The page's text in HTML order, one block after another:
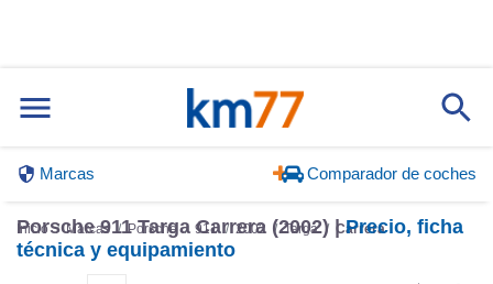
Marcas Comparador de coches
Inicio Marcas Porsche 911 2002 Targa Carrera
Porsche 911 Targa Carrera (2002) |Precio, ficha
técnica y equipamiento